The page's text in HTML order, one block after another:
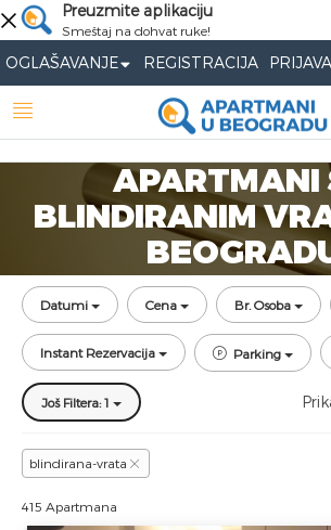
Preuzmite aplikaciju
Smeštaj na dohvat ruke!
OGLAŠAVANJE REGISTRACIJA PRIJAVA
APARTMANI
BLINDIRANIM
Datumi Cena Br. Osoba
Instant Rezervacija Parking
Još Filtera: 1
blindirana-vrata
415 Apartmana